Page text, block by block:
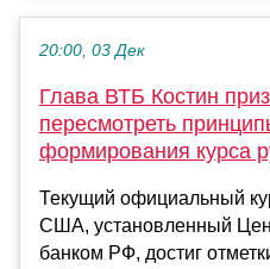
20:00, 03 Дек
Глава ВТБ Костин
пересмотреть
формирования курса
Текущий официальный
США, установленный
банком РФ, достиг